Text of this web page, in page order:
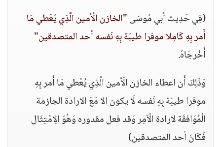
(فِي حَدِيث أبي مُوسَى"الخازن الْأمين الَّذِي يُعْطي مَا
أَمر بِهِ كَامِلا موفرا طيبَة بِهِ نَفسه أحد المتصدقين"
أَخْرجَاهُ.
وَذَلِكَ أَن اعطاء الخازن الْأمين الَّذِي يُعْطي مَا أَمر بِهِ
موفرا طيبَة بِهِ نَفسه لَا يكون الا مَعَ الارادة الجازمة
الْمُوَافقَة لارادة الْآمِر وَقد فعل مقدوره وَهُوَ الِامْتِثَال
فَكَانَ أحد المتصدقين)